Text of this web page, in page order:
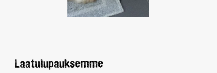
Laatulupauksemme